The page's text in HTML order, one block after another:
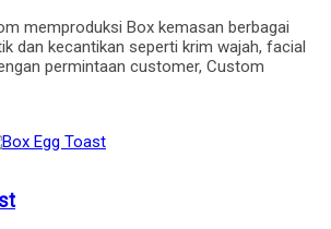
memproduksi Box kemasan berbagai
dan kecantikan seperti krim wajah, facial
permintaan customer, Custom